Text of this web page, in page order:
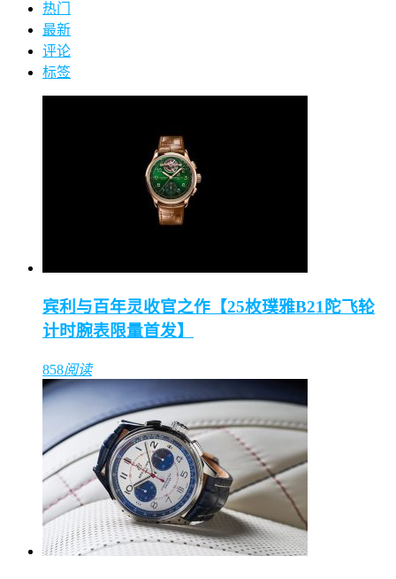
热门
最新
评论
标签
宾利与百年灵收官之作【25枚璞雅B21陀飞轮
计时腕表限量首发】
858阅读